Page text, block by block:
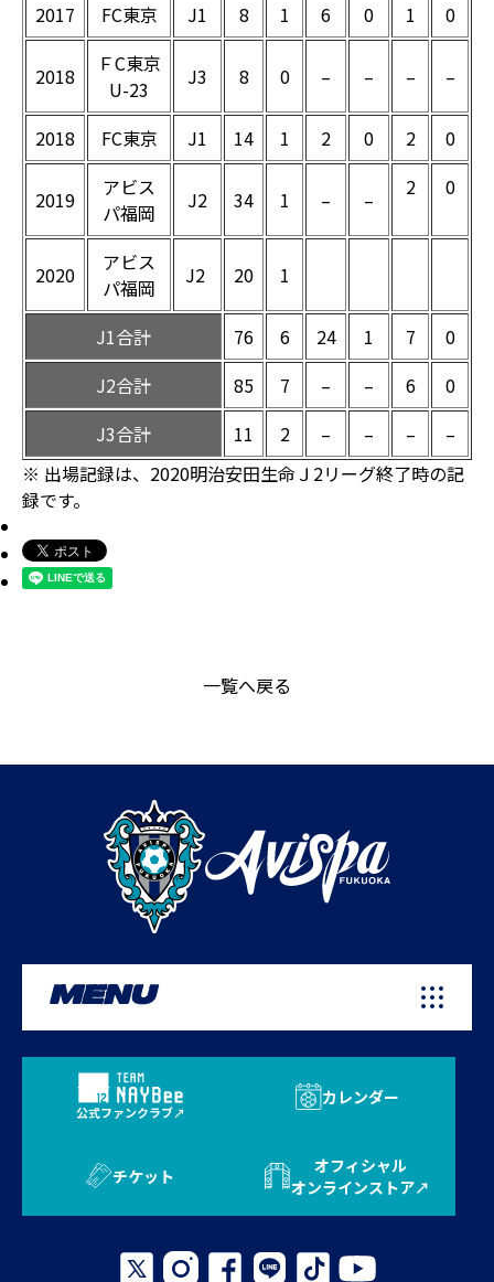
2017 FC東京 J1 8 1 6 0 1 0
2018
ＦC東京
U-23
J3 8 0 – – – –
2018 FC東京 J1 14 1 2 0 2 0
2019
アビス
パ福岡
J2 34 1 – – 2 0
2020
アビス
パ福岡
J2 20 1
J1合計 76 6 24 1 7
0
J2合計
85 7 – – 6
0
J3合計
11 2 – – –
–
※ 出場記録は、2020明治安田生命Ｊ2リーグ終了時の記
録です。
一覧へ戻る
MENU
公式ファンクラブ
カレンダー
チケット
オフィシャル
オンラインストア